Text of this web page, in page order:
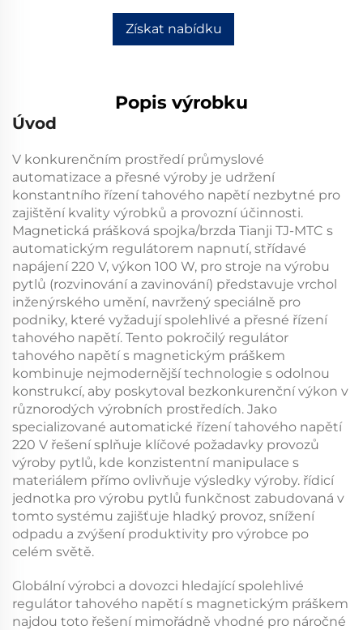
Získat nabídku
Popis výrobku
Úvod
V konkurenčním prostředí průmyslové
automatizace a přesné výroby je udržení
konstantního řízení tahového napětí nezbytné pro
zajištění kvality výrobků a provozní účinnosti.
Magnetická prášková spojka/brzda Tianji TJ-MTC s
automatickým regulátorem napnutí, střídavé
napájení 220 V, výkon 100 W, pro stroje na výrobu
pytlů (rozvinování a zavinování) představuje vrchol
inženýrského umění, navržený speciálně pro
podniky, které vyžadují spolehlivé a přesné řízení
tahového napětí. Tento pokročilý regulátor
tahového napětí s magnetickým práškem
kombinuje nejmodernější technologie s odolnou
konstrukcí, aby poskytoval bezkonkurenční výkon v
různorodých výrobních prostředích. Jako
specializované automatické řízení tahového napětí
220 V řešení splňuje klíčové požadavky provozů
výroby pytlů, kde konzistentní manipulace s
materiálem přímo ovlivňuje výsledky výroby. řídicí
jednotka pro výrobu pytlů funkčnost zabudovaná v
tomto systému zajišťuje hladký provoz, snížení
odpadu a zvýšení produktivity pro výrobce po
celém světě.
Globální výrobci a dovozci hledající spolehlivé
regulátor tahového napětí s magnetickým práškem
najdou toto řešení mimořádně vhodné pro náročné